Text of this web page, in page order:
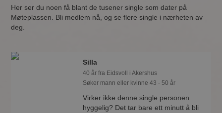
Her ser du noen få blant de tusener single som dater på
Møteplassen. Bli medlem nå, og se flere single i nærheten av
deg.
Silla
40 år fra Eidsvoll i Akershus
Søker mann eller kvinne 43 - 50 år
Virker ikke denne single personen
hyggelig? Det tar bare ett minutt å bli